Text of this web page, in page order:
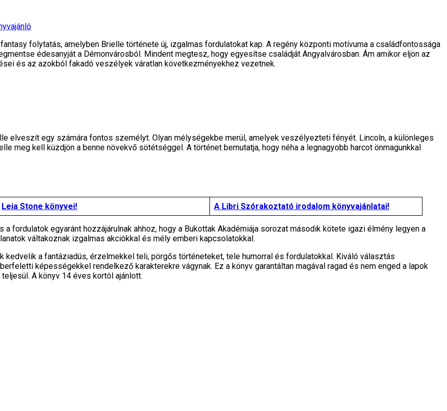
folytatás, amelyben Brielle története új, izgalmas fordulatokat kap. A regény központi motívuma a családfontossága
édesanyját a Démonvárosból. Mindent megtesz, hogy egyesítse családját Angyalvárosban. Ám amikor eljön az
és az azokból fakadó veszélyek váratlan következményekhez vezetnek.
elveszít egy számára fontos személyt. Olyan mélységekbe merül, amelyek veszélyezteti fényét. Lincoln, a különleges
meg kell küzdjön a benne növekvő sötétséggel. A történet bemutatja, hogy néha a legnagyobb harcot önmagunkkal
Leia Stone könyvei! A Libri Szórakoztató irodalom könyvajánlatai!
fordulatok egyaránt hozzájárulnak ahhoz, hogy a Bukottak Akadémiája sorozat második kötete igazi élmény legyen a
váltakoznak izgalmas akciókkal és mély emberi kapcsolatokkal.
kedvelik a fantáziadús, érzelmekkel teli, pörgős történeteket, tele humorral és fordulatokkal. Kiváló választás
képességekkel rendelkező karakterekre vágynak. Ez a könyv garantáltan magával ragad és nem enged a lapok
A könyv 14 éves kortól ajánlott.